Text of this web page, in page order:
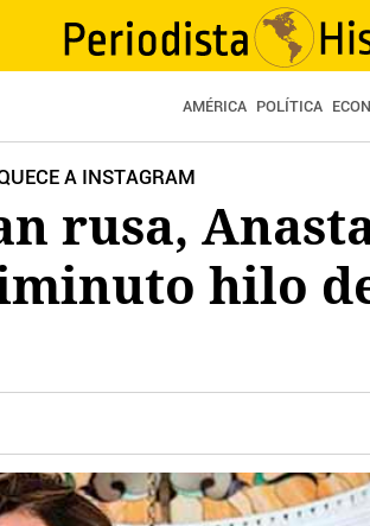
AMÉRICA POLÍTICA
A INSTAGRAM
rusa,
hilo